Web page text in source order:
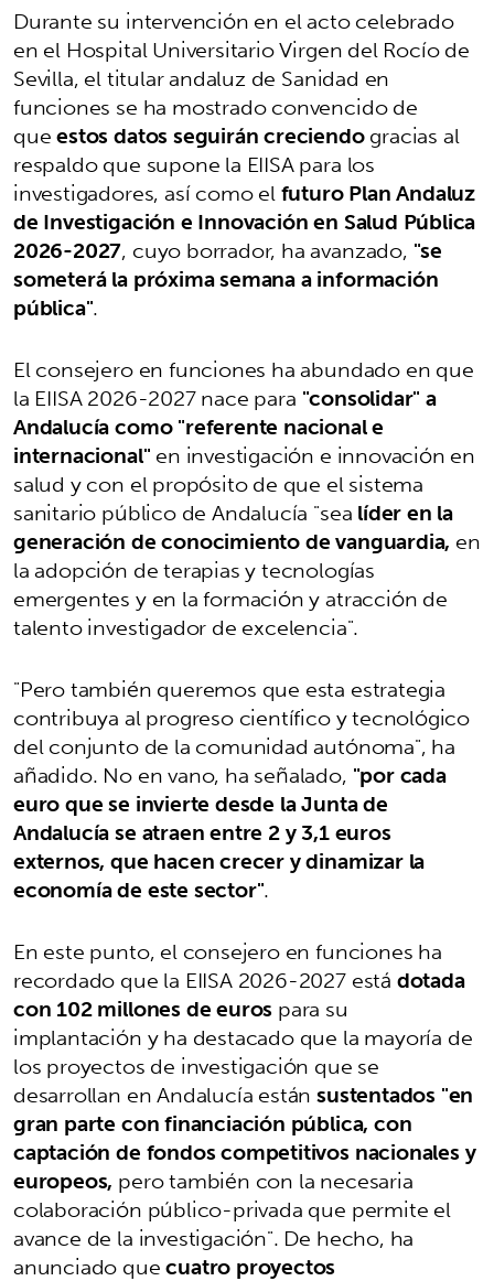
Durante su intervención en el acto celebrado
en el Hospital Universitario Virgen del Rocío de
Sevilla, el titular andaluz de Sanidad en
funciones se ha mostrado convencido de
queestos datos seguirán creciendogracias al
respaldo que supone la EIISA para los
investigadores, así como elfuturo Plan Andaluz
de Investigación e Innovación en Salud Pública
2026-2027, cuyo borrador, ha avanzado, "se
someterá la próxima semana a información
pública".
El consejero en funciones ha abundado en que
la EIISA 2026-2027 nace para "consolidar" a
Andalucía como "referente nacional e
internacional"en investigación e innovación en
salud y con el propósito de que el sistema
sanitario público de Andalucía "sealíder en la
generación de conocimiento de vanguardia, en
la adopción de terapias y tecnologías
emergentes y en la formación y atracción de
talento investigador de excelencia".
"Pero también queremos que esta estrategia
contribuya al progreso científico y tecnológico
del conjunto de la comunidad autónoma", ha
añadido. No en vano, ha señalado, "por cada
euro que se invierte desde la Junta de
Andalucía se atraen entre 2 y 3,1 euros
externos, que hacen crecer y dinamizar la
economía de este sector".
En este punto, el consejero en funciones ha
recordado que la EIISA 2026-2027 estádotada
con 102 millones de euros para su
implantación y ha destacado que la mayoría de
los proyectos de investigación que se
desarrollan en Andalucía estánsustentados "en
gran parte con financiación pública, con
captación de fondos competitivos nacionales y
europeos, pero también con la necesaria
colaboración público-privada que permite el
avance de la investigación". De hecho, ha
anunciado quecuatro proyectos